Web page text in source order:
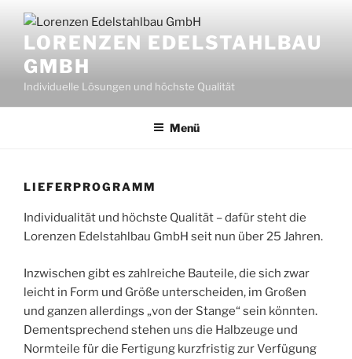
Inhalt
springenLORENZEN EDELSTAHLBAU
GMBH
Individuelle Lösungen und höchste Qualität
Menü
LIEFERPROGRAMM
Individualität und höchste Qualität – dafür steht die
Lorenzen Edelstahlbau GmbH seit nun über 25 Jahren.
Inzwischen gibt es zahlreiche Bauteile, die sich zwar
leicht in Form und Größe unterscheiden, im Großen
und ganzen allerdings „von der Stange“ sein könnten.
Dementsprechend stehen uns die Halbzeuge und
Normteile für die Fertigung kurzfristig zur Verfügung